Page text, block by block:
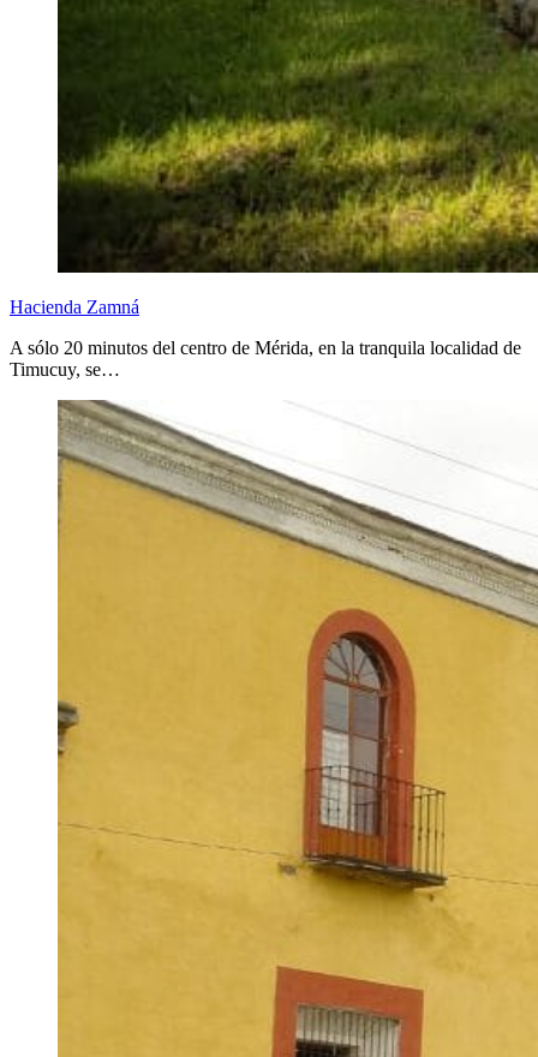
Hacienda Zamná
A sólo 20 minutos del centro de Mérida, en la tranquila localidad de
Timucuy, se…